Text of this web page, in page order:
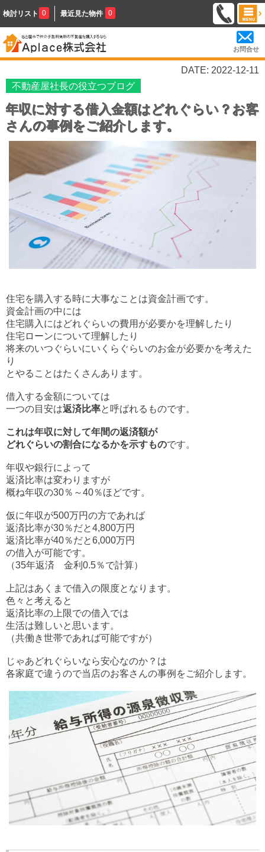
検討リスト 0 最近見た物件 0
お問合せ
DATE: 2022-12-11
不動産屋社長の役立つブログ
年収に対する借入金額はどれぐらい？お客
さんの事例をご紹介します。
住宅を購入する時に大事なことは資金計画です。
資金計画の中には
住宅購入にはどれぐらいの費用が必要かを理解したり
住宅ローンについて理解したり
将来のいつぐらいにいくらぐらいのお金が必要かを考えた
り
とやることはたくさんあります。
借入する金額については
一つの目安は返済比率と呼ばれるものです。
これは年収に対して年間の返済額が
どれぐらいの割合になるかを示すものです。
年収や銀行によって
返済比率は変わりますが
概ね年収の30％～40％ほどです。
仮に年収が500万円の方であれば
返済比率が30％だと4,800万円
返済比率が40％だと6,000万円
の借入が可能です。
（35年返済 金利0.5％で計算）
上記はあくまで借入の限度となります。
色々と考えると
返済比率の上限での借入では
生活は難しいと思います。
（共働き世帯であれば可能ですが）
じゃあどれぐらいなら安心なのか？は
各家庭で違うので当店のお客さんの事例をご紹介します。